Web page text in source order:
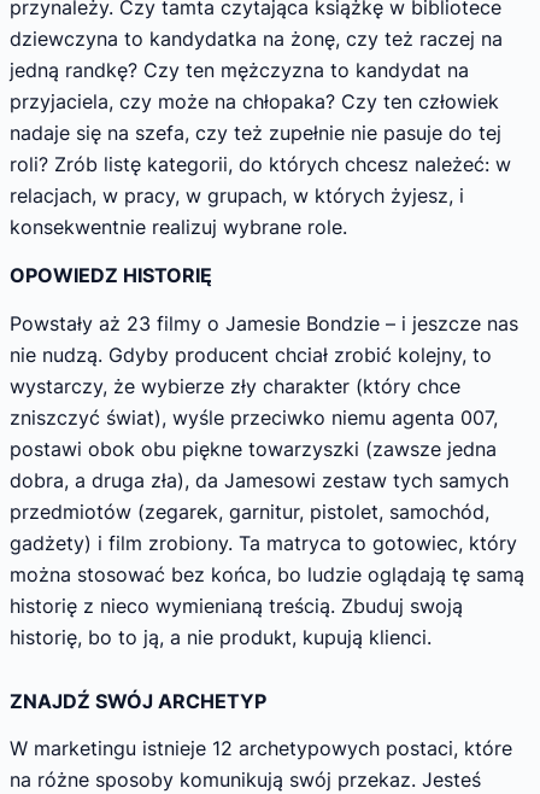
przynależy. Czy tamta czytająca książkę w bibliotece
dziewczyna to kandydatka na żonę, czy też raczej na
jedną randkę? Czy ten mężczyzna to kandydat na
przyjaciela, czy może na chłopaka? Czy ten człowiek
nadaje się na szefa, czy też zupełnie nie pasuje do tej
roli? Zrób listę kategorii, do których chcesz należeć: w
relacjach, w pracy, w grupach, w których żyjesz, i
konsekwentnie realizuj wybrane role.
OPOWIEDZ HISTORIĘ
Powstały aż 23 filmy o Jamesie Bondzie – i jeszcze nas
nie nudzą. Gdyby producent chciał zrobić kolejny, to
wystarczy, że wybierze zły charakter (który chce
zniszczyć świat), wyśle przeciwko niemu agenta 007,
postawi obok obu piękne towarzyszki (zawsze jedna
dobra, a druga zła), da Jamesowi zestaw tych samych
przedmiotów (zegarek, garnitur, pistolet, samochód,
gadżety) i film zrobiony. Ta matryca to gotowiec, który
można stosować bez końca, bo ludzie oglądają tę samą
historię z nieco wymienianą treścią. Zbuduj swoją
historię, bo to ją, a nie produkt, kupują klienci.
ZNAJDŹ SWÓJ ARCHETYP
W marketingu istnieje 12 archetypowych postaci, które
na różne sposoby komunikują swój przekaz. Jesteś